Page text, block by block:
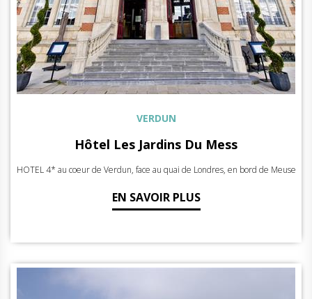
VERDUN
Hôtel Les Jardins Du Mess
HOTEL 4* au coeur de Verdun, face au quai de Londres, en bord de Meuse
EN SAVOIR PLUS